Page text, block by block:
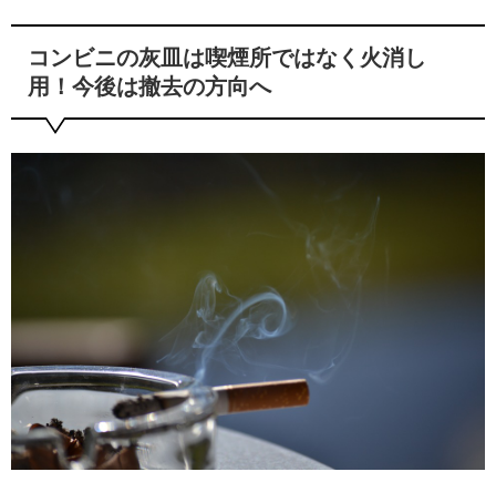
コンビニの灰皿は喫煙所ではなく火消し
用！今後は撤去の方向へ